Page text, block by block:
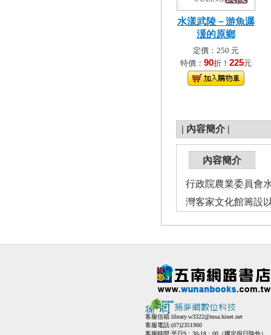
水漾武陵－游魚潺
湲的原鄉
定價：250 元
特價： 90折！ 225元
| 內容簡介 |
內容簡介
行政院農業委員會
灣客家文化館籌設
客服信箱:library.w3322@msa.hinet.net
客服電話:(07)2351960